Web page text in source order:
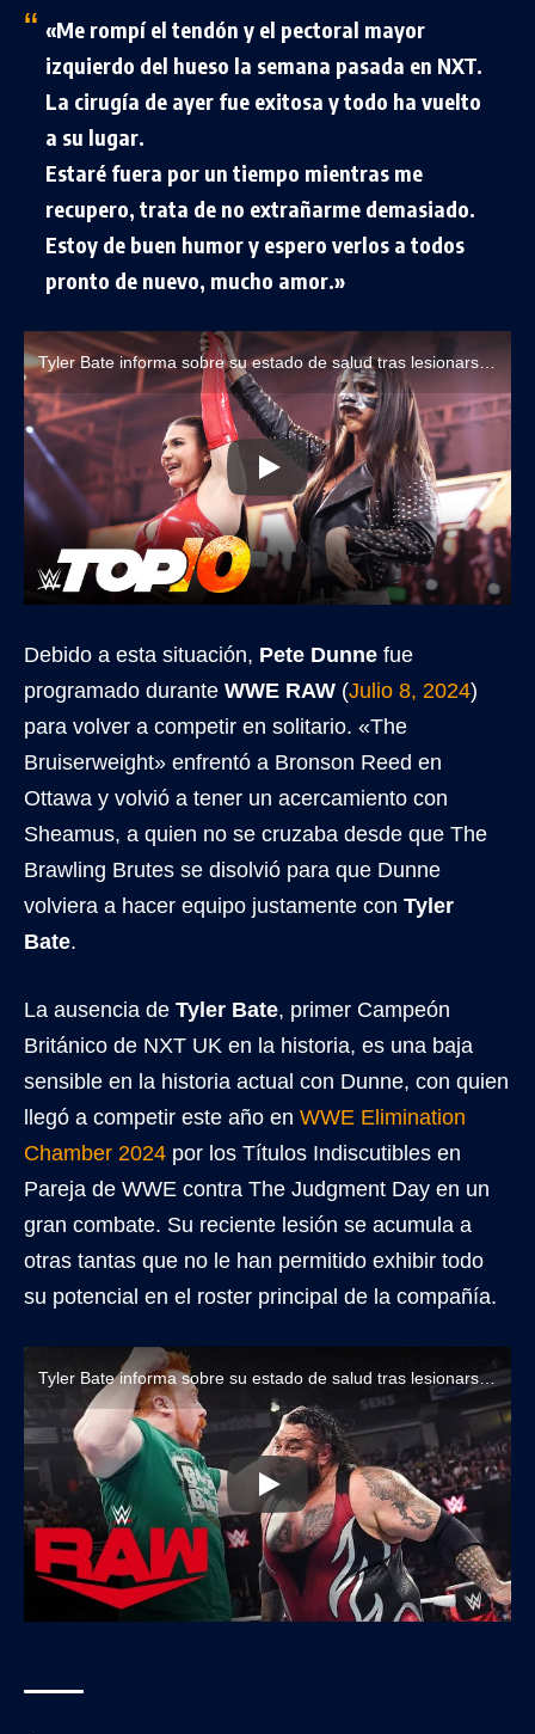
«Me rompí el tendón y el pectoral mayor
izquierdo del hueso la semana pasada en NXT.
La cirugía de ayer fue exitosa y todo ha vuelto
a su lugar.
Estaré fuera por un tiempo mientras me
recupero, trata de no extrañarme demasiado.
Estoy de buen humor y espero verlos a todos
pronto de nuevo, mucho amor.»
Debido a esta situación, Pete Dunne fue
programado durante WWE RAW (Julio 8, 2024)
para volver a competir en solitario. «The
Bruiserweight» enfrentó a Bronson Reed en
Ottawa y volvió a tener un acercamiento con
Sheamus, a quien no se cruzaba desde que The
Brawling Brutes se disolvió para que Dunne
volviera a hacer equipo justamente con Tyler
Bate.
La ausencia de Tyler Bate, primer Campeón
Británico de NXT UK en la historia, es una baja
sensible en la historia actual con Dunne, con quien
llegó a competir este año en WWE Elimination
Chamber 2024 por los Títulos Indiscutibles en
Pareja de WWE contra The Judgment Day en un
gran combate. Su reciente lesión se acumula a
otras tantas que no le han permitido exhibir todo
su potencial en el roster principal de la compañía.
Tyler Bate informa sobre su estado de salud tras lesionarse en WWE NXT